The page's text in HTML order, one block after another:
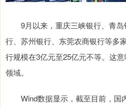
9月以来，重庆三峡银行、青岛
行、苏州银行、东莞农商银行等多
行规模在3亿元至25亿元不等。这
领域。
Wind数据显示，截至目前，国